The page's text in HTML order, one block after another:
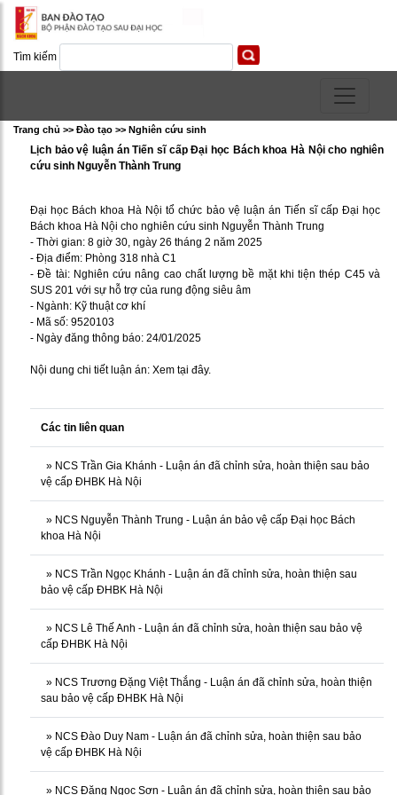
Tìm kiếm
Trang chủ >> Ðào tạo >> Nghiên cứu sinh
Lịch bảo vệ luận án Tiến sĩ cấp Đại học Bách khoa Hà Nội cho nghiên
cứu sinh Nguyễn Thành Trung
Đại học Bách khoa Hà Nội tổ chức bảo vệ luận án Tiến sĩ cấp Đại học
Bách khoa Hà Nội cho nghiên cứu sinh Nguyễn Thành Trung
- Thời gian: 8 giờ 30, ngày 26 tháng 2 năm 2025
- Địa điểm: Phòng 318 nhà C1
- Đề tài: Nghiên cứu nâng cao chất lượng bề mặt khi tiện thép C45 và
SUS 201 với sự hỗ trợ của rung động siêu âm
- Ngành: Kỹ thuật cơ khí
- Mã số: 9520103
- Ngày đăng thông báo: 24/01/2025
Nội dung chi tiết luận án: Xem tại đây.
Các tin liên quan
» NCS Trần Gia Khánh - Luận án đã chỉnh sửa, hoàn thiện sau bảo
vệ cấp ĐHBK Hà Nội
» NCS Nguyễn Thành Trung - Luận án bảo vệ cấp Đại học Bách
khoa Hà Nội
» NCS Trần Ngọc Khánh - Luận án đã chỉnh sửa, hoàn thiện sau
bảo vệ cấp ĐHBK Hà Nội
» NCS Lê Thế Anh - Luận án đã chỉnh sửa, hoàn thiện sau bảo vệ
cấp ĐHBK Hà Nội
» NCS Trương Đặng Việt Thắng - Luận án đã chỉnh sửa, hoàn thiện
sau bảo vệ cấp ĐHBK Hà Nội
» NCS Đào Duy Nam - Luận án đã chỉnh sửa, hoàn thiện sau bảo
vệ cấp ĐHBK Hà Nội
» NCS Đặng Ngọc Sơn - Luận án đã chỉnh sửa, hoàn thiện sau bảo